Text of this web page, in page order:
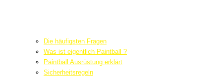
Die häufigsten Fragen
Was ist eigentlich Paintball ?
Paintball Ausrüstung erklärt
Sicherheitsregeln